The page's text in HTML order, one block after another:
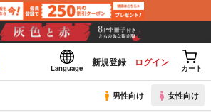
Language
新規登録 ログイン
カート
男性向け 女性向け